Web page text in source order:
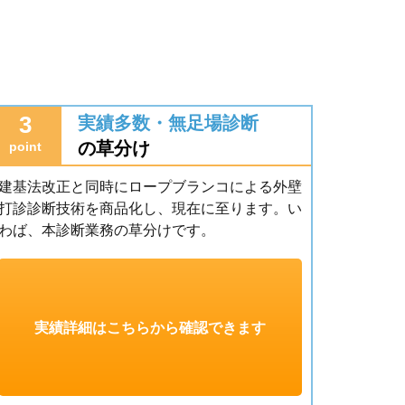
3
point
実績多数・無足場診断
の草分け
基法改正と同時にロープブランコによる外壁
診診断技術を商品化し、現在に至ります。い
ば、本診断業務の草分けです。
実績詳細はこちらから確認できます